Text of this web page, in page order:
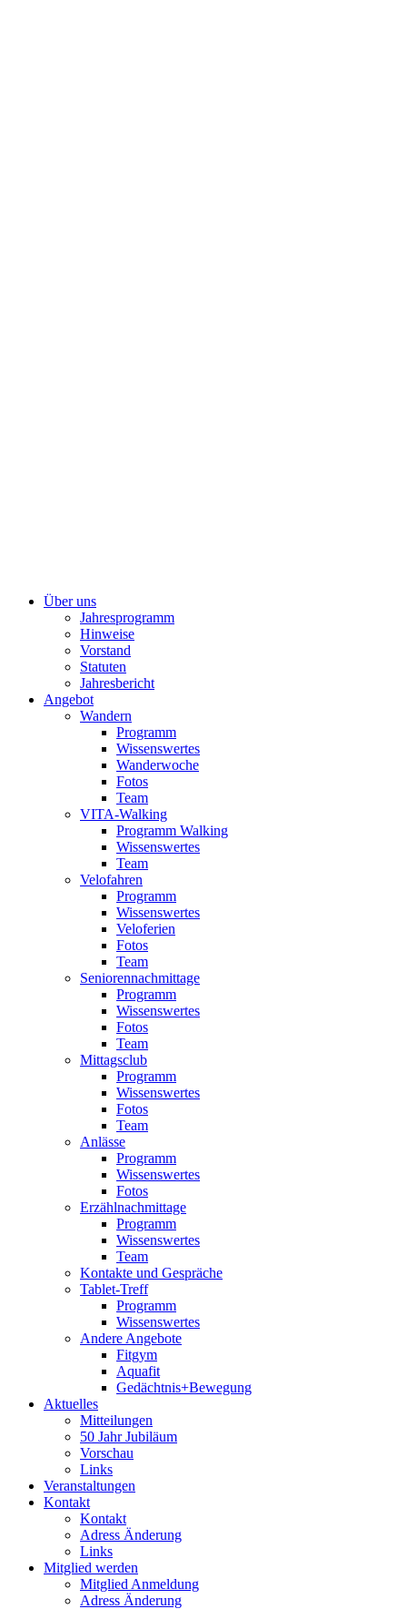
Über uns
Jahresprogramm
Hinweise
Vorstand
Statuten
Jahresbericht
Angebot
Wandern
Programm
Wissenswertes
Wanderwoche
Fotos
Team
VITA-Walking
Programm Walking
Wissenswertes
Team
Velofahren
Programm
Wissenswertes
Veloferien
Fotos
Team
Seniorennachmittage
Programm
Wissenswertes
Fotos
Team
Mittagsclub
Programm
Wissenswertes
Fotos
Team
Anlässe
Programm
Wissenswertes
Fotos
Erzählnachmittage
Programm
Wissenswertes
Team
Kontakte und Gespräche
Tablet-Treff
Programm
Wissenswertes
Andere Angebote
Fitgym
Aquafit
Gedächtnis+Bewegung
Aktuelles
Mitteilungen
50 Jahr Jubiläum
Vorschau
Links
Veranstaltungen
Kontakt
Kontakt
Adress Änderung
Links
Mitglied werden
Mitglied Anmeldung
Adress Änderung